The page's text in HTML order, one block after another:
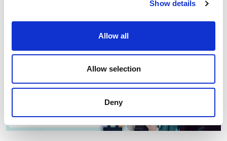
Show details
Allow all
Allow selection
Deny
Zarezerwuj online
350 cm